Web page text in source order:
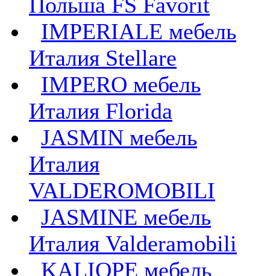
IMPERIALE мебель
Италия Stellare
IMPERO мебель
Италия Florida
JASMIN мебель
Италия
VALDEROMOBILI
JASMINE мебель
Италия Valderamobili
KALIOPE мебель